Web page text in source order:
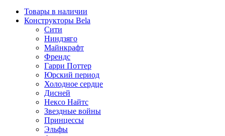
Товары в наличии
Конструкторы Bela
Сити
Ниндзяго
Майнкрафт
Френдс
Гарри Поттер
Юрский период
Холодное сердце
Дисней
Нексо Найтс
Звездные войны
Принцессы
Эльфы